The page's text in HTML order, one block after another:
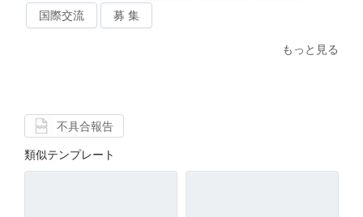
国際交流 募 集
もっと見る
不具合報告
類似テンプレート